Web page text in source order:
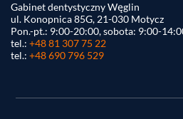
Gabinet dentystyczny Węglin
ul. Konopnica 85G, 21-030 Motycz
Pon.-pt.: 9:00-20:00, sobota: 9:00-
tel.: +48 81 307 75 22
tel.: +48 690 796 529